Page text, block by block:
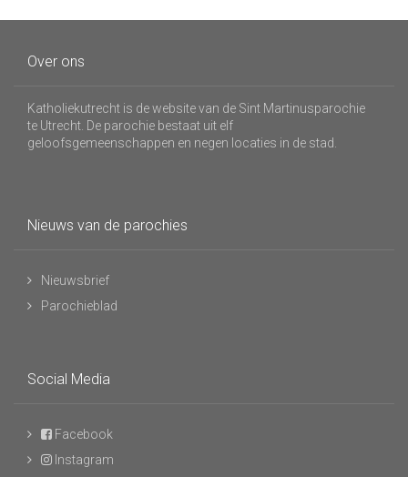
Over ons
Katholiekutrecht is de website van de Sint Martinusparochie
te Utrecht. De parochie bestaat uit elf
geloofsgemeenschappen en negen locaties in de stad.
Nieuws van de parochies
Nieuwsbrief
Parochieblad
Social Media
Facebook
Instagram